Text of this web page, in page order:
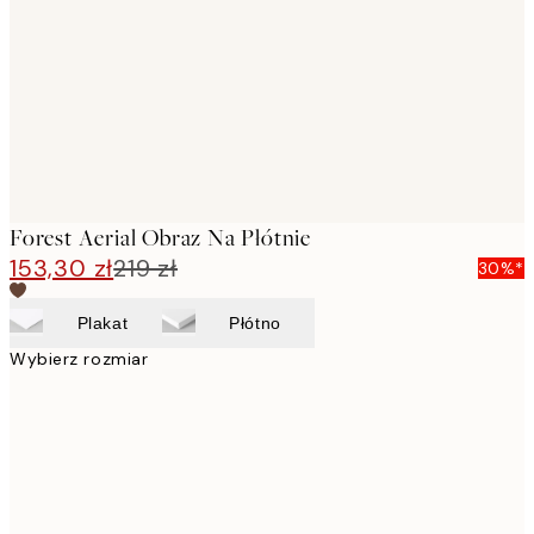
Forest Aerial Obraz Na Płótnie
153,30 zł219 zł 30%*
Plakat Płótno
Wybierz rozmiar